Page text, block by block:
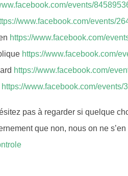
events/
www.facebook.com/events/
https://www.facebook.com/
https://www.facebook.com/
https://www.facebook.com/
https://www.facebook.com/events/
pas à regarder si quelque
que non, nous on ne